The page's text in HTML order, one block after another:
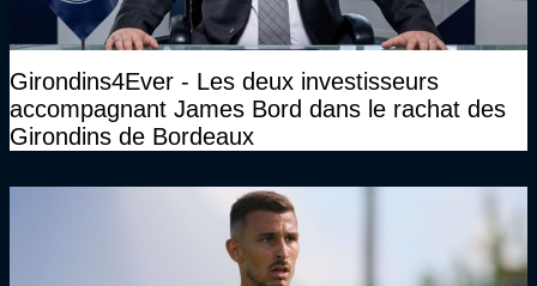
Girondins4Ever - Les deux investisseurs
accompagnant James Bord dans le rachat des
Girondins de Bordeaux